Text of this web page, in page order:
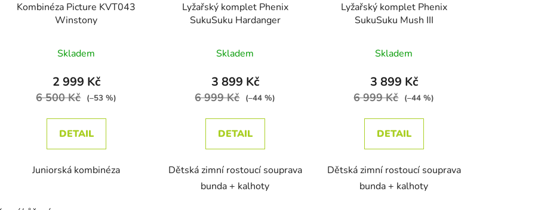
Kombinéza Picture KVT043
Winstony
Skladem
2 999 Kč
6 500 Kč (–53 %)
DETAIL
Juniorská kombinéza
Lyžařský komplet Phenix
SukuSuku Hardanger
Skladem
3 899 Kč
6 999 Kč (–44 %)
DETAIL
Dětská zimní rostoucí souprava
bunda + kalhoty
Lyžařský komplet Phenix
SukuSuku Mush III
Skladem
3 899 Kč
6 999 Kč (–44 %)
DETAIL
Dětská zimní rostoucí souprava
bunda + kalhoty